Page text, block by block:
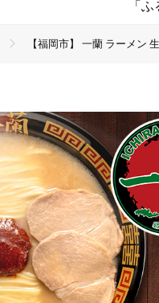
「
【福岡市】 一蘭 ラーメン